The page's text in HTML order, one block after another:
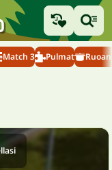
Match 3 Pulmat